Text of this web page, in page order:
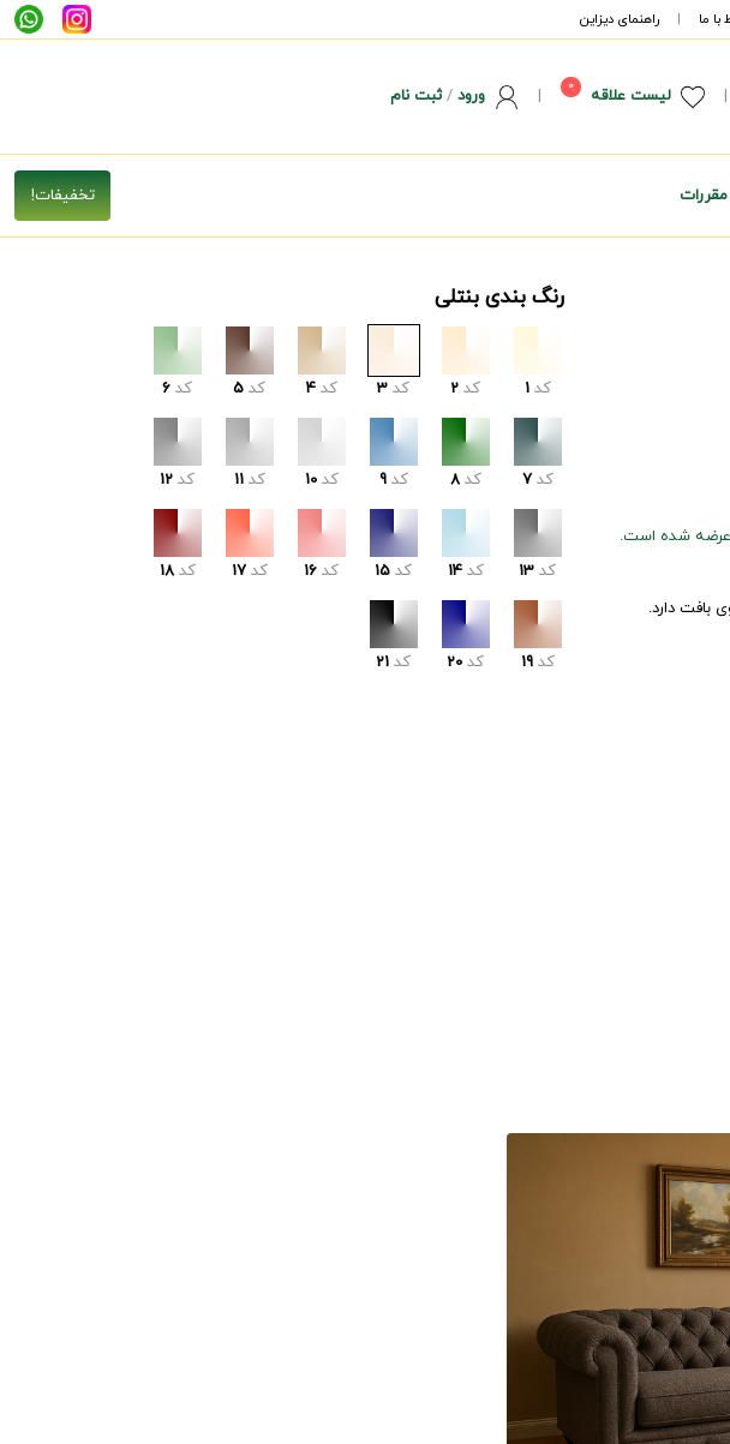
با ما | راهنمای دیزاین
| لیست علاقه 0
| ورود/ثبت نام
مقررات
عرضه شده است.
رنگ بندی بنتلی
کد 1 کد 2 کد 3 کد 4 کد 5 کد 6
کد 7 کد 8 کد 9 کد 10 کد 11 کد 12
کد 13 کد 14 کد 15 کد 16 کد 17 کد 18
کد 19 کد 20 کد 21